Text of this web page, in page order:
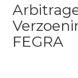
FEGRA